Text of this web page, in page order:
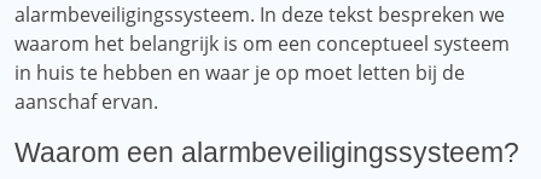
alarmbeveiligingssysteem. In deze tekst bespreken we
waarom het belangrijk is om een ​​conceptueel systeem
in huis te hebben en waar je op moet letten bij de
aanschaf ervan.
Waarom een ​​alarmbeveiligingssysteem?